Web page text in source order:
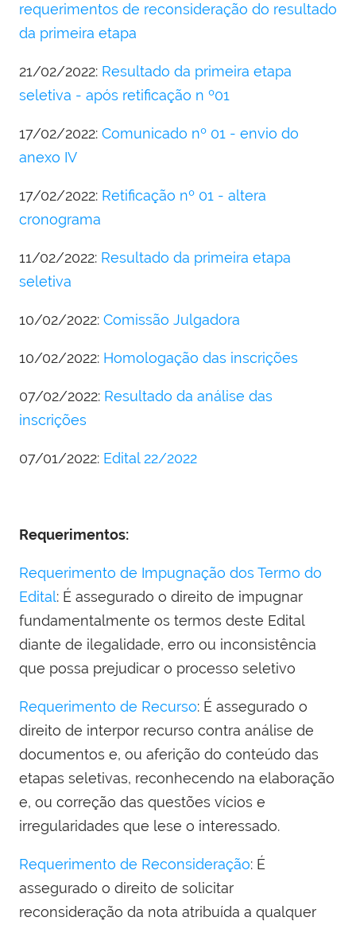
requerimentos de reconsideração do resultado
da primeira etapa
21/02/2022: Resultado da primeira etapa
seletiva - após retificação n º01
17/02/2022: Comunicado nº 01 - envio do
anexo IV
17/02/2022: Retificação nº 01 - altera
cronograma
11/02/2022: Resultado da primeira etapa
seletiva
10/02/2022: Comissão Julgadora
10/02/2022: Homologação das inscrições
07/02/2022: Resultado da análise das
inscrições
07/01/2022: Edital 22/2022
Requerimentos:
Requerimento de Impugnação dos Termo do
Edital: É assegurado o direito de impugnar
fundamentalmente os termos deste Edital
diante de ilegalidade, erro ou inconsistência
que possa prejudicar o processo seletivo
Requerimento de Recurso: É assegurado o
direito de interpor recurso contra análise de
documentos e, ou aferição do conteúdo das
etapas seletivas, reconhecendo na elaboração
e, ou correção das questões vícios e
irregularidades que lese o interessado.
Requerimento de Reconsideração: É
assegurado o direito de solicitar
reconsideração da nota atribuída a qualquer